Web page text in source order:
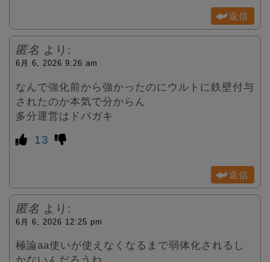
返信
匿名 より:
6月 6, 2026 9:26 am
なんで強化前から強かったのにウルトに鉄壁付与
されたのか本気で分からん
多分運営はドパガキ
13
返信
匿名 より:
6月 6, 2026 12:25 pm
極論aa使いが使えなくなるまで弱体化されるし